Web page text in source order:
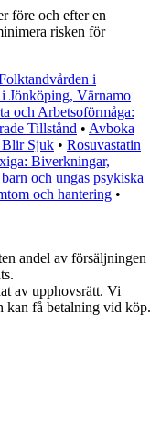
före och efter en
risken för
i
Jönköping, Värnamo
och Arbetsoförmåga:
Tillstånd • Avboka
Blir Sjuk • Rosuvastatin
Biverkningar,
och ungas psykiska
och hantering •
andel av försäljningen
av upphovsrätt. Vi
kan få betalning vid köp.